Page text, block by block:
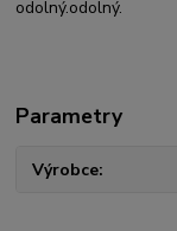
odolný.odolný.
Parametry
Výrobce